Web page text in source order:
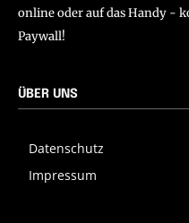
online oder auf das Handy -
Paywall!
ÜBER UNS
Datenschutz
Impressum